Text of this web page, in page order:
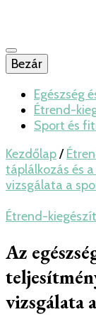
Bezár
Egészség
Étrend-
Sport és
Kezdőlap/
táplálkozás és
vizsgálata a
Étrend-
Az
vizsgálata